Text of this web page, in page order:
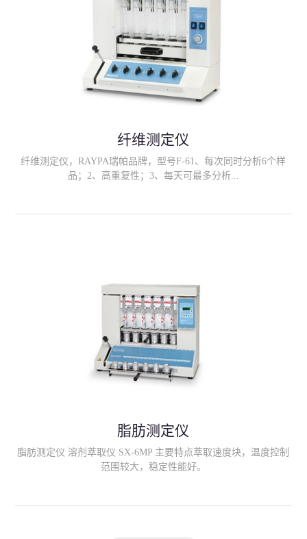
纤维测定仪
纤维测定仪，RAYPA瑞帕品牌，型号F-61、每次同时分析6个样
品；2、高重复性；3、每天可最多分析...
脂肪测定仪
脂肪测定仪 溶剂萃取仪 SX-6MP 主要特点萃取速度块，温度控制
范围较大，稳定性能好。